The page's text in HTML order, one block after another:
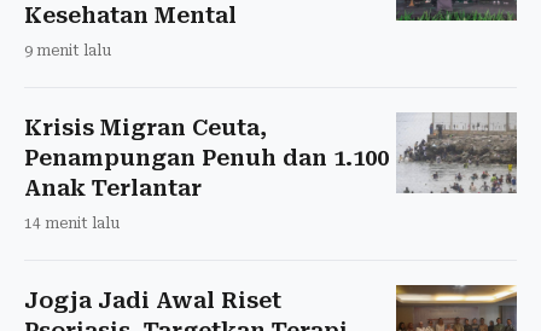
Kesehatan Mental
9 menit lalu
Krisis Migran Ceuta,
Penampungan Penuh dan 1.100
Anak Terlantar
14 menit lalu
Jogja Jadi Awal Riset